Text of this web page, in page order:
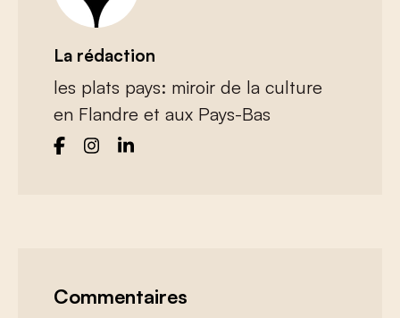
La rédaction
les plats pays: miroir de la culture
en Flandre et aux Pays-Bas
Commentaires